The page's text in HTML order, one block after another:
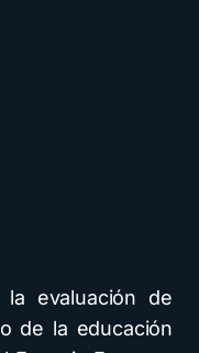
evaluación de
de la educación